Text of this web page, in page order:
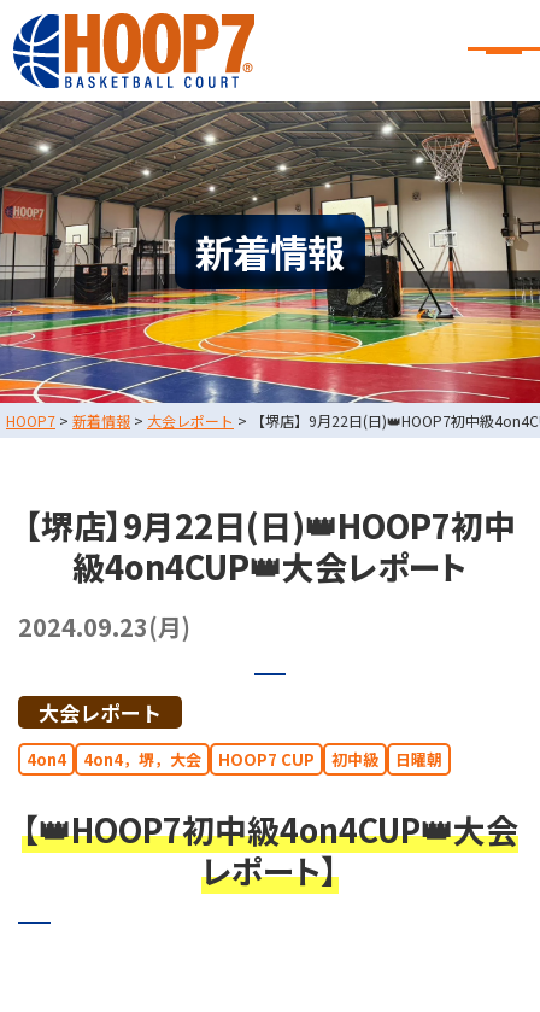
大阪・東大阪・堺のバスケコートレンタル｜HOOP7
大阪・東大阪・堺のバスケコート
レンタル｜HOOP7
HOME
初めての方へ
東大阪店
堺店
大会・イベント情報
HOOPERSスクール
バスケ×BBQ
お知らせ
スタッフブログ
お問い合わせ
利用規約
運営会社情報
採用情報
0729-65-6060
堺店 TEL.072-249-8382
コート利用予約
新着情報
HOOP7 > 新着情報 > 大会レポート > 【堺店】9月22日(日)👑HOOP7初中級
【堺店】9月22日(日)👑HOOP7初中
級4on4CUP👑大会レポート
2024.09.23(月)
大会レポート
4on4 4on4，堺，大会 HOOP7 CUP 初中級 日曜朝
【👑HOOP7初中級4on4CUP👑大会
レポート】